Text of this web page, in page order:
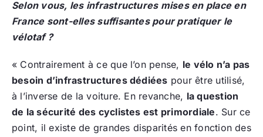
Selon vous, les infrastructures mises en place en
France sont-elles suffisantes pour pratiquer le
vélotaf ?
« Contrairement à ce que l’on pense, le vélo n’a pas
besoin d’infrastructures dédiées pour être utilisé,
à l’inverse de la voiture. En revanche, la question
de la sécurité des cyclistes est primordiale. Sur ce
point, il existe de grandes disparités en fonction des